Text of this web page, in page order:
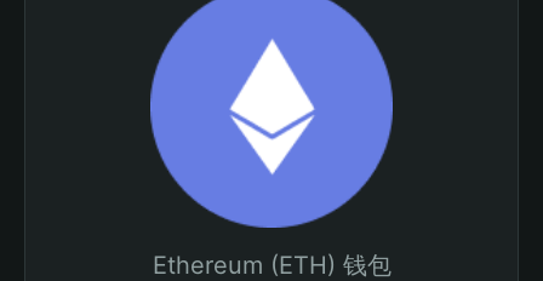
Ethereum (ETH) 钱包